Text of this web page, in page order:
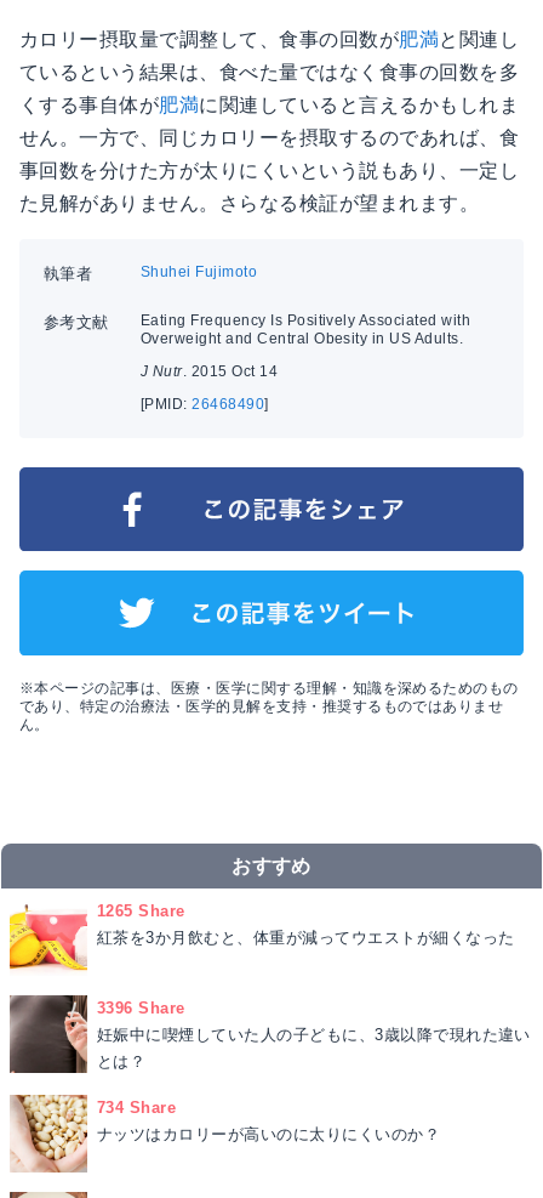
カロリー摂取量で調整して、食事の回数が肥満と関連し
ているという結果は、食べた量ではなく食事の回数を多
くする事自体が肥満に関連していると言えるかもしれま
せん。一方で、同じカロリーを摂取するのであれば、食
事回数を分けた方が太りにくいという説もあり、一定し
た見解がありません。さらなる検証が望まれます。
執筆者 Shuhei Fujimoto
参考文献
Eating Frequency Is Positively Associated with
Overweight and Central Obesity in US Adults.
J Nutr. 2015 Oct 14
[PMID:26468490]
※本ページの記事は、医療・医学に関する理解・知識を深めるためのもの
であり、特定の治療法・医学的見解を支持・推奨するものではありませ
ん。
おすすめ
1265 Share
紅茶を3か月飲むと、体重が減ってウエストが細くなった
3396 Share
妊娠中に喫煙していた人の子どもに、3歳以降で現れた違い
とは？
734 Share
ナッツはカロリーが高いのに太りにくいのか？